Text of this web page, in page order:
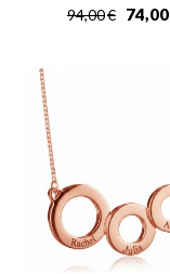
€
94,00 74,00